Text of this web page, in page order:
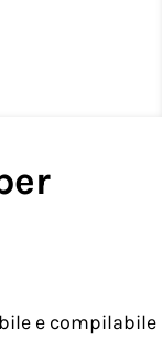
e compilabile